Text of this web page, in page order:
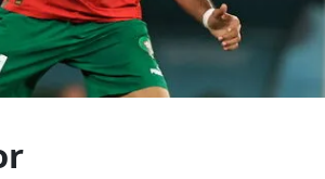
Trabzon
Tunceli